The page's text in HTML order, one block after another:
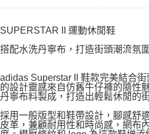
SUPERSTAR II 運動休閒鞋
搭配水洗丹寧布，打造街頭潮流氛
adidas Superstar II 鞋款完美結合
的設計靈感來自仿舊牛仔褲的隨性
丹寧布料製成，打造出輕鬆休閒的
採用一般版型和鞋帶設計，腳感舒
皮革，兼顧耐用性和時尚感，網布